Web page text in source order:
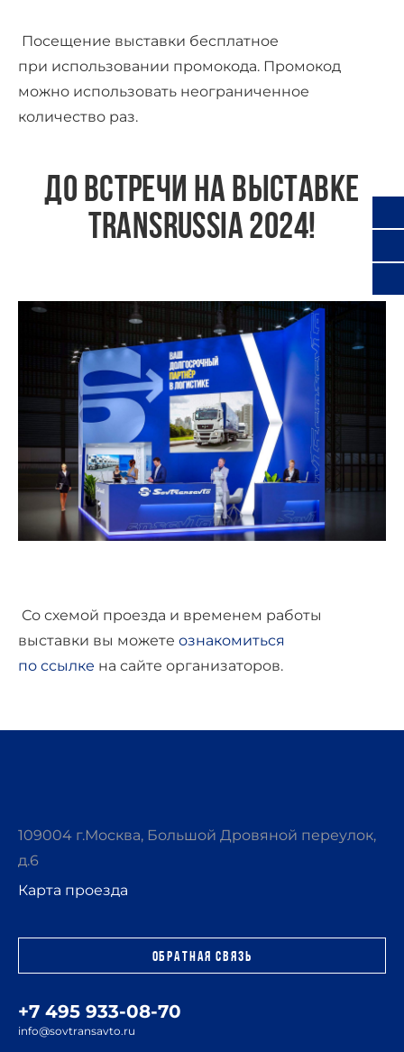
Посещение выставки бесплатное
при использовании промокода. Промокод
можно использовать неограниченное
количество раз.
ДО ВСТРЕЧИ НА ВЫСТАВКЕ
TRANSRUSSIA 2024!
Со схемой проезда и временем работы
выставки вы можете ознакомиться
по ссылке на сайте организаторов.
109004 г.Москва, Большой Дровяной переулок,
д.6
Карта проезда
Обратная связь
+7 495 933-08-70
info@sovtransavto.ru